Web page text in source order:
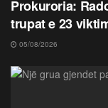
Prokuroria:
trupat e 23
05/08/2026